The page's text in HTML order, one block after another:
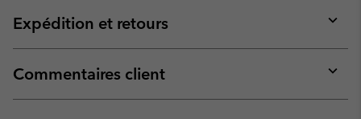
Expédition et retours
or
Commentaires client
or